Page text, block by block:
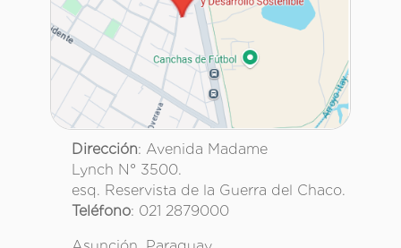
Dirección: Avenida Madame
Lynch N° 3500.
esq. Reservista de la Guerra del Chaco.
Teléfono: 021 2879000